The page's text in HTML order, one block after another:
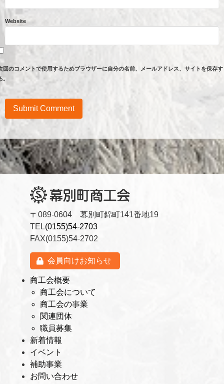
Website
回のコメントで使用するためブラウザーに自分の名前、メールアドレス、サイトを保存す
。
〒089-0604 幕別町錦町141番地19
TEL(0155)54-2703
FAX(0155)54-2702
会員向けお知らせ
商工会概要
商工会について
商工会の事業
関連団体
職員募集
新着情報
イベント
補助事業
お問い合わせ